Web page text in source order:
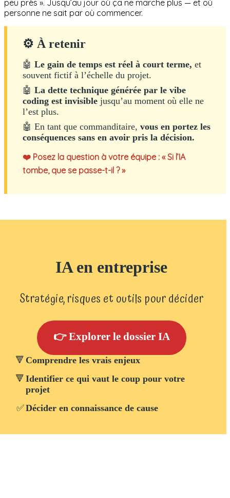
peu près ». Jusqu’au jour où ça ne marche plus — et où
personne ne sait par où commencer.
⚙ À retenir
🤖 Le gain de temps est réel à court terme, et
souvent fictif à l’échelle du projet.
🤖 La dette technique générée par le vibe
coding est invisible jusqu’au moment où elle ne
l’est plus.
🤖 En tant que commanditaire, vous en portez les
conséquences sans en avoir pris la décision.
❤️ Posez la question à votre équipe : « Si l’IA
tombe, que se passe-t-il ? »
IA en entreprise
Stratégie, risques et outils pour décider
👉 Explorer le dossier IA
🔻 Comprendre les vrais enjeux
🔻 Identifier ce qui vaut le coup pour votre
projet
✅Décider en connaissance de cause